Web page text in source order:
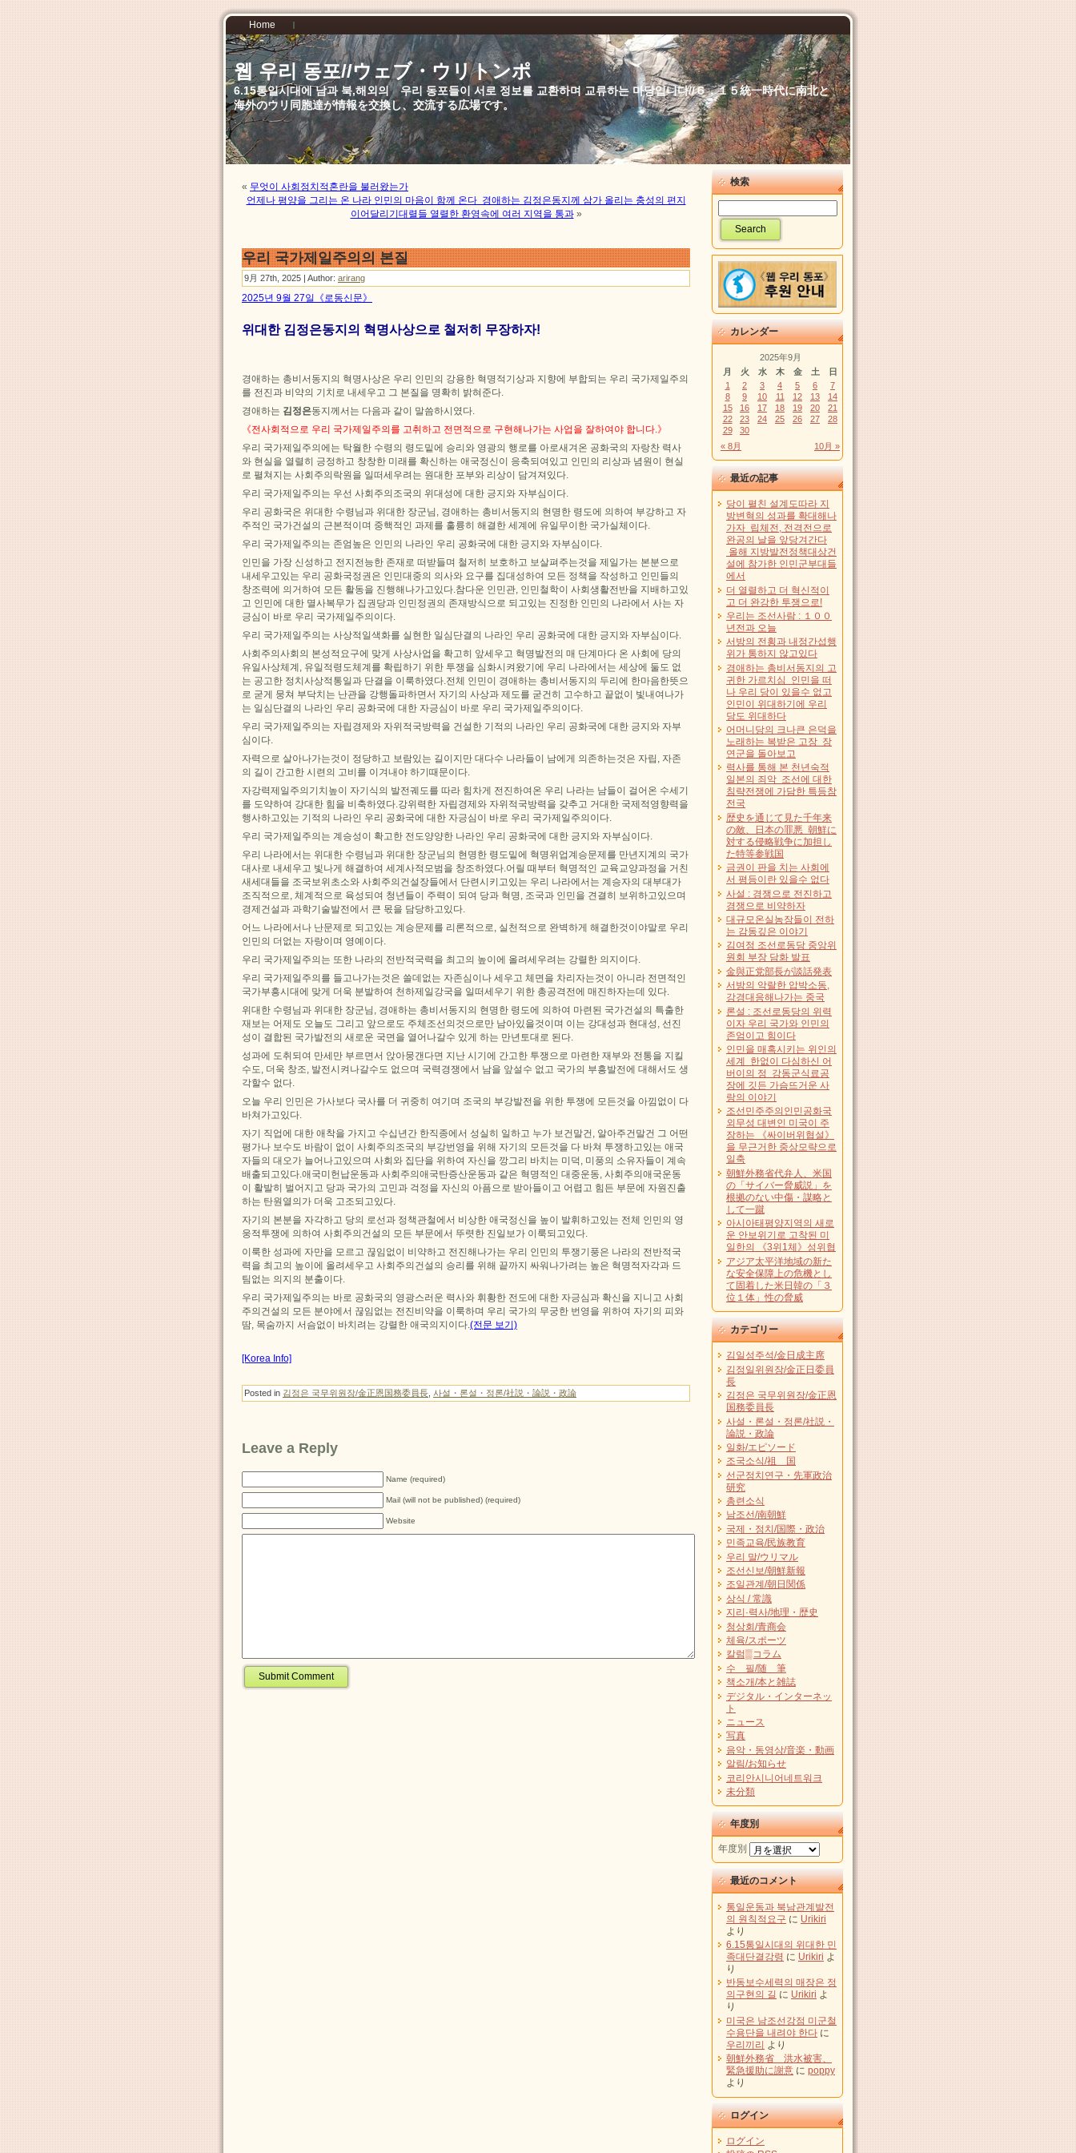
Home
웹 우리 동포//ウェブ・ウリトンポ
6.15통일시대에 남과 북,해외의 우리 동포들이 서로 정보를 교환하며 교류하는 마당입니다//６．１５統一時代に南北と
海外のウリ同胞達が情報を交換し、交流する広場です。
« 무엇이 사회정치적혼란을 불러왔는가
언제나 평양을 그리는 온 나라 인민의 마음이 함께 온다 경애하는 김정은동지께 삼가 올리는 충성의 편지
이어달리기대렬들 열렬한 환영속에 여러 지역을 통과»
우리 국가제일주의의 본질
9月 27th, 2025 | Author: arirang
2025년 9월 27일《로동신문》
위대한 김정은동지의 혁명사상으로 철저히 무장하자!
경애하는 총비서동지의 혁명사상은 우리 인민의 강용한 혁명적기상과 지향에 부합되는 우리 국가제일주의
를 전진과 비약의 기치로 내세우고 그 본질을 명확히 밝혀준다.
경애하는 김정은동지께서는 다음과 같이 말씀하시였다.
《전사회적으로 우리 국가제일주의를 고취하고 전면적으로 구현해나가는 사업을 잘하여야 합니다.》
우리 국가제일주의에는 탁월한 수령의 령도밑에 승리와 영광의 행로를 아로새겨온 공화국의 자랑찬 력사
와 현실을 열렬히 긍정하고 창창한 미래를 확신하는 애국정신이 응축되여있고 인민의 리상과 념원이 현실
로 펼쳐지는 사회주의락원을 일떠세우려는 원대한 포부와 리상이 담겨져있다.
우리 국가제일주의는 우선 사회주의조국의 위대성에 대한 긍지와 자부심이다.
우리 공화국은 위대한 수령님과 위대한 장군님, 경애하는 총비서동지의 현명한 령도에 의하여 부강하고 자
주적인 국가건설의 근본적이며 중핵적인 과제를 훌륭히 해결한 세계에 유일무이한 국가실체이다.
우리 국가제일주의는 존엄높은 인민의 나라인 우리 공화국에 대한 긍지와 자부심이다.
인민을 가장 신성하고 전지전능한 존재로 떠받들며 철저히 보호하고 보살펴주는것을 제일가는 본분으로
내세우고있는 우리 공화국정권은 인민대중의 의사와 요구를 집대성하여 모든 정책을 작성하고 인민들의
창조력에 의거하여 모든 활동을 진행해나가고있다.참다운 인민관, 인민철학이 사회생활전반을 지배하고있
고 인민에 대한 멸사복무가 집권당과 인민정권의 존재방식으로 되고있는 진정한 인민의 나라에서 사는 자
긍심이 바로 우리 국가제일주의이다.
우리 국가제일주의는 사상적일색화를 실현한 일심단결의 나라인 우리 공화국에 대한 긍지와 자부심이다.
사회주의사회의 본성적요구에 맞게 사상사업을 확고히 앞세우고 혁명발전의 매 단계마다 온 사회에 당의
유일사상체계, 유일적령도체계를 확립하기 위한 투쟁을 심화시켜왔기에 우리 나라에서는 세상에 둘도 없
는 공고한 정치사상적통일과 단결을 이룩하였다.전체 인민이 경애하는 총비서동지의 두리에 한마음한뜻으
로 굳게 뭉쳐 부닥치는 난관을 강행돌파하면서 자기의 사상과 제도를 굳건히 고수하고 끝없이 빛내여나가
는 일심단결의 나라인 우리 공화국에 대한 자긍심이 바로 우리 국가제일주의이다.
우리 국가제일주의는 자립경제와 자위적국방력을 건설한 기적의 나라인 우리 공화국에 대한 긍지와 자부
심이다.
자력으로 살아나가는것이 정당하고 보람있는 길이지만 대다수 나라들이 남에게 의존하는것은 자립, 자존
의 길이 간고한 시련의 고비를 이겨내야 하기때문이다.
자강력제일주의기치높이 자기식의 발전궤도를 따라 힘차게 전진하여온 우리 나라는 남들이 걸어온 수세기
를 도약하여 강대한 힘을 비축하였다.강위력한 자립경제와 자위적국방력을 갖추고 거대한 국제적영향력을
행사하고있는 기적의 나라인 우리 공화국에 대한 자긍심이 바로 우리 국가제일주의이다.
우리 국가제일주의는 계승성이 확고한 전도양양한 나라인 우리 공화국에 대한 긍지와 자부심이다.
우리 나라에서는 위대한 수령님과 위대한 장군님의 현명한 령도밑에 혁명위업계승문제를 만년지계의 국가
대사로 내세우고 빛나게 해결하여 세계사적모범을 창조하였다.어릴 때부터 혁명적인 교육교양과정을 거친
새세대들을 조국보위초소와 사회주의건설장들에서 단련시키고있는 우리 나라에서는 계승자의 대부대가
조직적으로, 체계적으로 육성되여 청년들이 주력이 되여 당과 혁명, 조국과 인민을 견결히 보위하고있으며
경제건설과 과학기술발전에서 큰 몫을 담당하고있다.
어느 나라에서나 난문제로 되고있는 계승문제를 리론적으로, 실천적으로 완벽하게 해결한것이야말로 우리
인민의 더없는 자랑이며 영예이다.
우리 국가제일주의는 또한 나라의 전반적국력을 최고의 높이에 올려세우려는 강렬한 의지이다.
우리 국가제일주의를 들고나가는것은 쓸데없는 자존심이나 세우고 체면을 차리자는것이 아니라 전면적인
국가부흥시대에 맞게 더욱 분발하여 천하제일강국을 일떠세우기 위한 총공격전에 매진하자는데 있다.
위대한 수령님과 위대한 장군님, 경애하는 총비서동지의 현명한 령도에 의하여 마련된 국가건설의 특출한
재보는 어제도 오늘도 그리고 앞으로도 주체조선의것으로만 남아있을것이며 이는 강대성과 현대성, 선진
성이 결합된 국가발전의 새로운 국면을 열어나갈수 있게 하는 만년토대로 된다.
성과에 도취되여 만세만 부르면서 앉아뭉갠다면 지난 시기에 간고한 투쟁으로 마련한 재부와 전통을 지킬
수도, 더욱 창조, 발전시켜나갈수도 없으며 국력경쟁에서 남을 앞설수 없고 국가의 부흥발전에 대해서도 생
각할수 없다.
오늘 우리 인민은 가사보다 국사를 더 귀중히 여기며 조국의 부강발전을 위한 투쟁에 모든것을 아낌없이 다
바쳐가고있다.
자기 직업에 대한 애착을 가지고 수십년간 한직종에서 성실히 일하고 누가 보건말건, 알아주건말건 그 어떤
평가나 보수도 바람이 없이 사회주의조국의 부강번영을 위해 자기의 모든것을 다 바쳐 투쟁하고있는 애국
자들의 대오가 늘어나고있으며 사회와 집단을 위하여 자신을 깡그리 바치는 미덕, 미풍의 소유자들이 계속
배출되고있다.애국미헌납운동과 사회주의애국탄증산운동과 같은 혁명적인 대중운동, 사회주의애국운동
이 활발히 벌어지고 당과 국가의 고민과 걱정을 자신의 아픔으로 받아들이고 어렵고 힘든 부문에 자원진출
하는 탄원열의가 더욱 고조되고있다.
자기의 본분을 자각하고 당의 로선과 정책관철에서 비상한 애국정신을 높이 발휘하고있는 전체 인민의 영
웅적투쟁에 의하여 사회주의건설의 모든 부문에서 뚜렷한 진일보가 이룩되고있다.
이룩한 성과에 자만을 모르고 끊임없이 비약하고 전진해나가는 우리 인민의 투쟁기풍은 나라의 전반적국
력을 최고의 높이에 올려세우고 사회주의건설의 승리를 위해 끝까지 싸워나가려는 높은 혁명적자각과 드
팀없는 의지의 분출이다.
우리 국가제일주의는 바로 공화국의 영광스러운 력사와 휘황한 전도에 대한 자긍심과 확신을 지니고 사회
주의건설의 모든 분야에서 끊임없는 전진비약을 이룩하며 우리 국가의 무궁한 번영을 위하여 자기의 피와
땀, 목숨까지 서슴없이 바치려는 강렬한 애국의지이다. (전문 보기)
[Korea Info]
Posted in 김정은 국무위원장/金正恩国務委員長 사설・론설・정론/社説・論説・政論
Leave a Reply
Name (required)
Mail (will not be published) (required)
Website
検索
カレンダー
2025年9月
月
火 水 木 金 土 日
« 8月 10月 »
1 2 3 4 5 6
7
8
9 10 11 12 13
14
15
16 17 18 19 20
21
22
23 24 25 26 27
28
29
30
最近の記事
당이 펼친 설계도따라 지
방변혁의 성과를 확대해나
가자 립체전, 전격전으로
완공의 날을 앞당겨간다
올해 지방발전정책대상건
설에 참가한 인민군부대들
에서
더 열렬하고 더 혁신적이
고 더 완강한 투쟁으로!
우리는 조선사람 : １００
년전과 오늘
서방의 전횡과 내정간섭행
위가 통하지 않고있다
경애하는 총비서동지의 고
귀한 가르치심 인민을 떠
나 우리 당이 있을수 없고
인민이 위대하기에 우리
당도 위대하다
어머니당의 크나큰 은덕을
노래하는 복받은 고장 장
연군을 돌아보고
력사를 통해 본 천년숙적
일본의 죄악 조선에 대한
침략전쟁에 가담한 특등참
전국
歴史を通じて見た千年来
の敵、日本の罪悪 朝鮮に
対する侵略戦争に加担し
た特等参戦国
금권이 판을 치는 사회에
서 평등이란 있을수 없다
사설 : 경쟁으로 전진하고
경쟁으로 비약하자
대규모온실농장들이 전하
는 감동깊은 이야기
김여정 조선로동당 중앙위
원회 부장 담화 발표
金與正党部長が談話発表
서방의 악랄한 압박소동,
강경대응해나가는 중국
론설 : 조선로동당의 위력
이자 우리 국가와 인민의
존엄이고 힘이다
인민을 매혹시키는 위인의
세계 한없이 다심하신 어
버이의 정 강동군식료공
장에 깃든 가슴뜨거운 사
랑의 이야기
조선민주주의인민공화국
외무성 대변인 미국이 주
장하는 《싸이버위협설》
을 무근거한 중상모략으로
일축
朝鮮外務省代弁人、米国
の「サイバー脅威説」を
根拠のない中傷・謀略と
して一蹴
아시아태평양지역의 새로
운 안보위기로 고착된 미
일한의 《3위1체》성위협
アジア太平洋地域の新た
な安全保障上の危機とし
て固着した米日韓の「３
位１体」性の脅威
カテゴリー
김일성주석/金日成主席
김정일위원장/金正日委員
長
김정은 국무위원장/金正恩
国務委員長
사설・론설・정론/社説・
論説・政論
일화/エピソード
조국소식/祖 国
선군정치연구・先軍政治
研究
총련소식
남조선/南朝鮮
국제・정치/国際・政治
민족교육/民族教育
우리 말/ウリマル
조선신보/朝鮮新報
조일관계/朝日関係
상식 / 常識
지리·력사/地理・歴史
청상회/青商会
체육/スポーツ
칼럼▒コラム
수 필/随 筆
책소개/本と雑誌
デジタル・インターネッ
ト
ニュース
写真
음악・동영상/音楽・動画
알림/お知らせ
코리안시니어네트워크
未分類
年度別
年度別
最近のコメント
통일운동과 북남관계발전
의 원칙적요구 に Urikiri
より
6.15통일시대의 위대한 민
족대단결강령 に Urikiri よ
り
반동보수세력의 매장은 정
의구현의 길 に Urikiri よ
り
미국은 남조선강점 미군철
수용단을 내려야 한다 に
우리끼리 より
朝鮮外務省 洪水被害、
緊急援助に謝意 に poppy
より
ログイン
ログイン